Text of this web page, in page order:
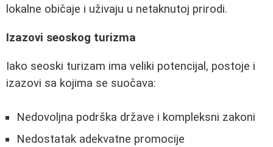
lokalne običaje i uživaju u netaknutoj prirodi.
Izazovi seoskog turizma
Iako seoski turizam ima veliki potencijal, postoje i
izazovi sa kojima se suočava:
Nedovoljna podrška države i kompleksni zakoni
Nedostatak adekvatne promocije